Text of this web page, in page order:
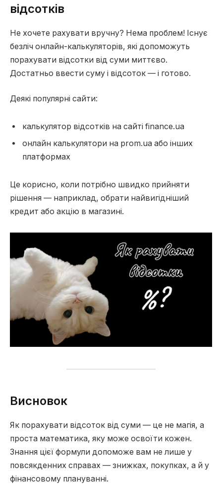
відсотків
Не хочете рахувати вручну? Нема проблем! Існує
безліч онлайн-калькуляторів, які допоможуть
порахувати відсотки від суми миттєво.
Достатньо ввести суму і відсоток — і готово.
Деякі популярні сайти:
калькулятор відсотків на сайті finance.ua
онлайн калькулятори на prom.ua або інших
платформах
Це корисно, коли потрібно швидко прийняти
рішення — наприклад, обрати найвигідніший
кредит або акцію в магазині.
Висновок
Як порахувати відсоток від суми — це не магія, а
проста математика, яку може освоїти кожен.
Знання цієї формули допоможе вам не лише у
повсякденних справах — знижках, покупках, а й у
фінансовому плануванні.